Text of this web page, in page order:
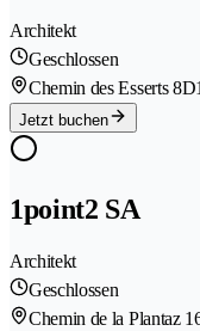
Architekt
Geschlossen
Chemin des Esserts 8D
Jetzt buchen
1point2 SA
Architekt
Geschlossen
Chemin de la Plantaz